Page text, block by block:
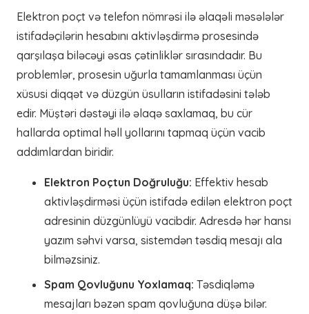
Elektron poçt və telefon nömrəsi ilə əlaqəli məsələlər
istifadəçilərin hesabını aktivləşdirmə prosesində
qarşılaşa biləcəyi əsas çətinliklər sırasındadır. Bu
problemlər, prosesin uğurla tamamlanması üçün
xüsusi diqqət və düzgün üsulların istifadəsini tələb
edir. Müştəri dəstəyi ilə əlaqə saxlamaq, bu cür
hallarda optimal həll yollarını tapmaq üçün vacib
addımlardan biridir.
Elektron Poçtun Doğruluğu: Effektiv hesab
aktivləşdirməsi üçün istifadə edilən elektron poçt
adresinin düzgünlüyü vacibdir. Adresdə hər hansı
yazım səhvi varsa, sistemdən təsdiq mesajı ala
bilməzsiniz.
Spam Qovluğunu Yoxlamaq: Təsdiqləmə
mesajları bəzən spam qovluğuna düşə bilər.